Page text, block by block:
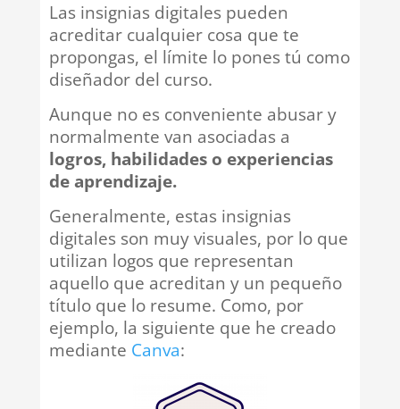
Las insignias digitales pueden
acreditar cualquier cosa que te
propongas, el límite lo pones tú como
diseñador del curso.
Aunque no es conveniente abusar y
normalmente van asociadas a
logros, habilidades o experiencias
de aprendizaje.
Generalmente, estas insignias
digitales son muy visuales, por lo que
utilizan logos que representan
aquello que acreditan y un pequeño
título que lo resume. Como, por
ejemplo, la siguiente que he creado
mediante Canva: